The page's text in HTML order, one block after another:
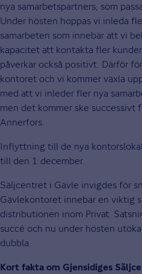
nya samarbetspartners, som
Under hösten hoppas vi inleda
samarbeten som innebär att vi
kapacitet att kontakta fler
påverkar också positivt. Därför
kontoret och vi kommer växla
med att vi inleder fler nya
men det kommer ske successivt
Annerfors.
Inflyttning till de nya
till den 1 december.
Säljcentret i Gävle invigdes för
Gävlekontoret innebar en viktig
distributionen inom Privat.
succé och nu under hösten
dubbla.
Kort fakta om Gjensidiges